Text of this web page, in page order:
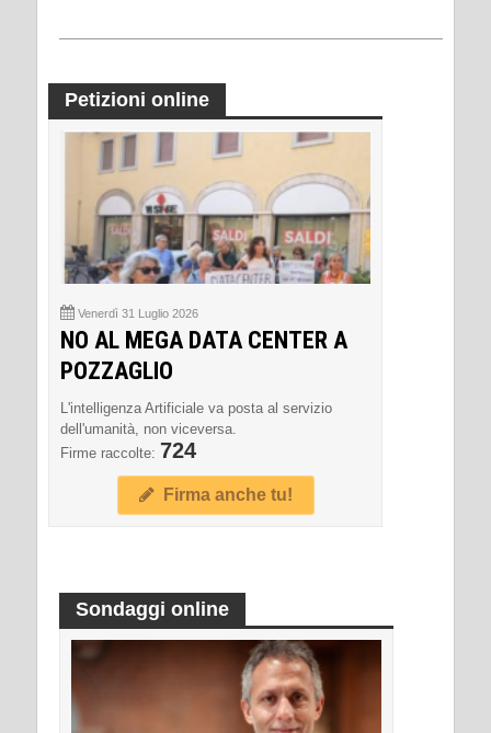
Petizioni online
Venerdì 31 Luglio 2026
NO AL MEGA DATA CENTER A
POZZAGLIO
L'intelligenza Artificiale va posta al servizio
dell'umanità, non viceversa.
Firme raccolte: 724
Firma anche tu!
Sondaggi online